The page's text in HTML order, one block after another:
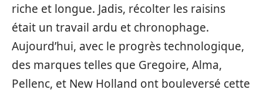
riche et longue. Jadis, récolter les raisins
était un travail ardu et chronophage.
Aujourd’hui, avec le progrès technologique,
des marques telles que Gregoire, Alma,
Pellenc, et New Holland ont bouleversé cette